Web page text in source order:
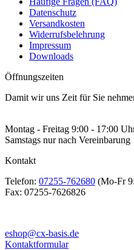
Datenschutz
Versandkosten
Widerrufsbelehrung
Impressum
Downloads
Öffnungszeiten
Damit wir uns Zeit für Sie
Montag - Freitag 9:00 - 17:00
Samstags nur nach Vereinbarung
Kontakt
Telefon: 07255-762680 (Mo-Fr
Fax: 07255-7626826
eshop@cx-basis.de
Kontaktformular